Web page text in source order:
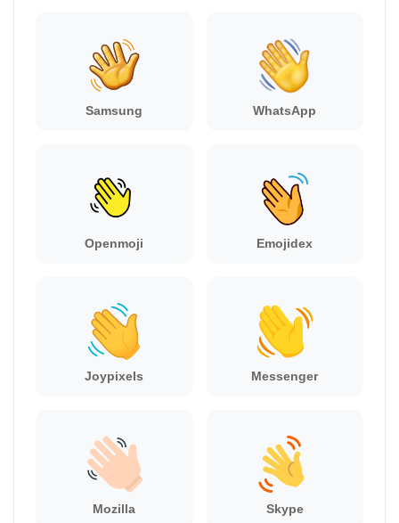
Samsung WhatsApp
Openmoji Emojidex
Joypixels Messenger
Mozilla Skype